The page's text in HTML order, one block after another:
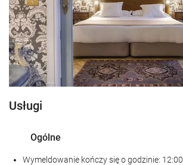
Centrum biznesowe
Centrum biznesu
internet
Bezpłatne Wi-Fi
Pralnia
Usługi
Ogólne
Wymeldowanie kończy się o godzinie: 12:00